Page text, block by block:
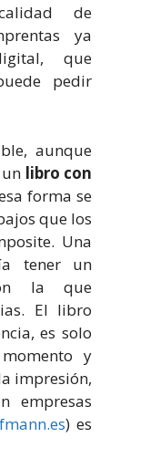
de
ya
que
pedir
aunque
libro con
forma se
que los
Una
tener un
la que
El libro
es solo
y
impresión,
empresas
) es